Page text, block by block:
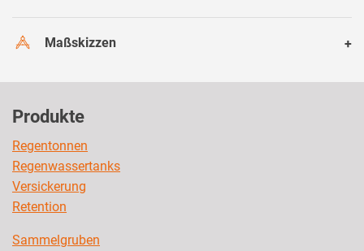
Maßskizzen
Produkte
Regentonnen
Regenwassertanks
Versickerung
Retention
Sammelgruben